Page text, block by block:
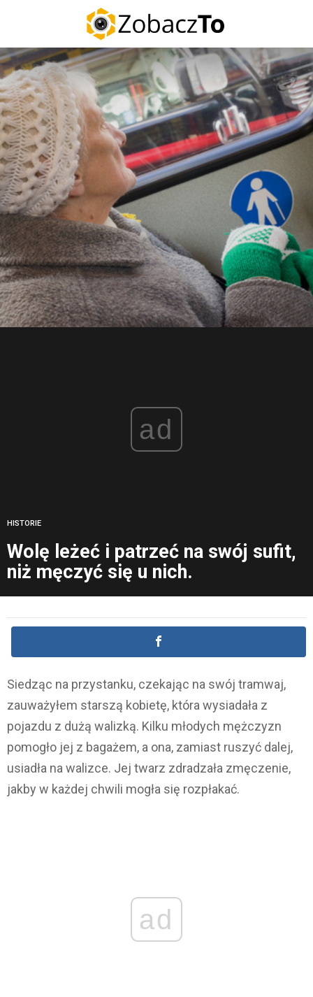
ad
HISTORIE
Wolę leżeć i patrzeć na swój sufit,
niż męczyć się u nich.
Siedząc na przystanku, czekając na swój tramwaj,
zauważyłem starszą kobietę, która wysiadała z
pojazdu z dużą walizką. Kilku młodych mężczyzn
pomogło jej z bagażem, a ona, zamiast ruszyć dalej,
usiadła na walizce. Jej twarz zdradzała zmęczenie,
jakby w każdej chwili mogła się rozpłakać.
ad